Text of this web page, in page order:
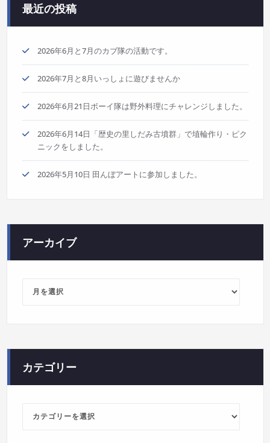
最近の投稿
2026年6月と7月のカブ隊の活動です。
2026年7月と8月いっしょに遊びませんか
2026年6月21日ボーイ隊は野外料理にチャレンジしました。
2026年6月14日「歴史の里しだみ古墳群」で埴輪作り・ピク
ニックをしました。
2026年5月10日 田んぼアートに参加しました。
アーカイブ
カテゴリー